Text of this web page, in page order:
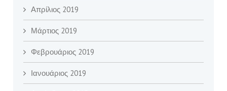
Απρίλιος 2019
Μάρτιος 2019
Φεβρουάριος 2019
Ιανουάριος 2019